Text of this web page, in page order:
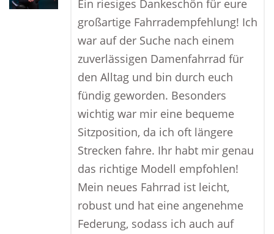
Ein riesiges Dankeschön für eure
großartige Fahrradempfehlung! Ich
war auf der Suche nach einem
zuverlässigen Damenfahrrad für
den Alltag und bin durch euch
fündig geworden. Besonders
wichtig war mir eine bequeme
Sitzposition, da ich oft längere
Strecken fahre. Ihr habt mir genau
das richtige Modell empfohlen!
Mein neues Fahrrad ist leicht,
robust und hat eine angenehme
Federung, sodass ich auch auf